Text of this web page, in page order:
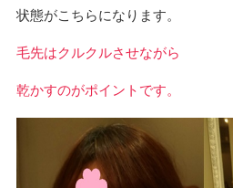
状態がこちらになります。
毛先はクルクルさせながら
乾かすのがポイントです。